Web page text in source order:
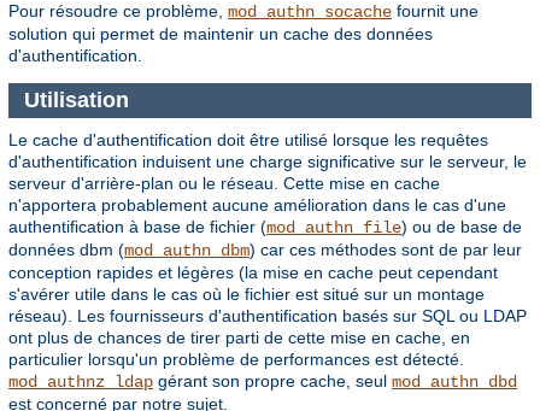
Pour résoudre ce problème, mod_authn_socache fournit une
solution qui permet de maintenir un cache des données
d'authentification.
Utilisation
Le cache d'authentification doit être utilisé lorsque les requêtes
d'authentification induisent une charge significative sur le serveur, le
serveur d'arrière-plan ou le réseau. Cette mise en cache
n'apportera probablement aucune amélioration dans le cas d'une
authentification à base de fichier (mod_authn_file) ou de base de
données dbm (mod_authn_dbm) car ces méthodes sont de par leur
conception rapides et légères (la mise en cache peut cependant
s'avérer utile dans le cas où le fichier est situé sur un montage
réseau). Les fournisseurs d'authentification basés sur SQL ou LDAP
ont plus de chances de tirer parti de cette mise en cache, en
particulier lorsqu'un problème de performances est détecté.
mod_authnz_ldap gérant son propre cache, seul mod_authn_dbd
est concerné par notre sujet.